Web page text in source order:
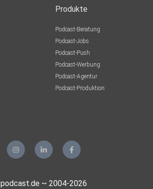
Produkte
Podcast-Beratung
Podcast-Jobs
Podcast-Push
Podcast-Werbung
Podcast-Agentur
Podcast-Produktion
podcast.de ~ 2004-2026